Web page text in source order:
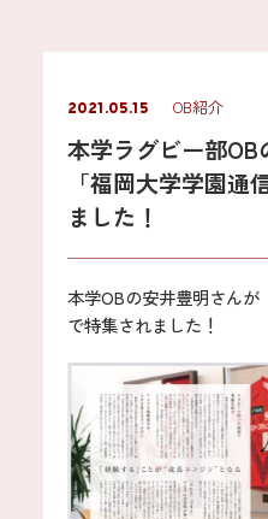
2021.05.15 OB紹介
本学ラグビー部
「福岡大学学園通
ました！
本学OBの安井豊明さんが
で特集されました！